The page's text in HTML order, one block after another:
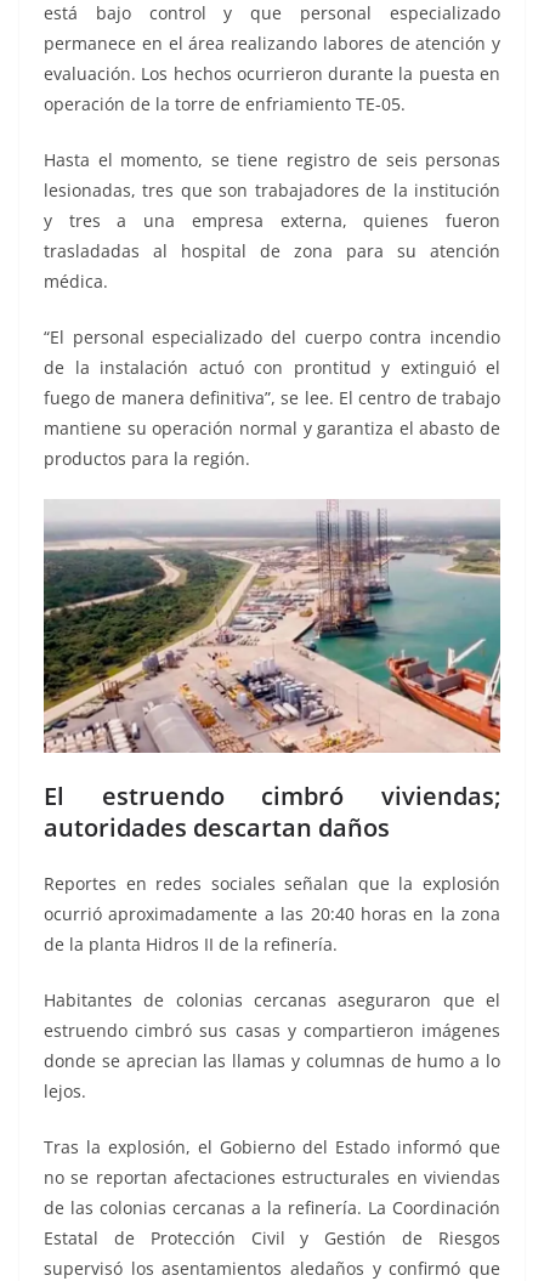
está bajo control y que personal especializado
permanece en el área realizando labores de atención y
evaluación. Los hechos ocurrieron durante la puesta en
operación de la torre de enfriamiento TE-05.
Hasta el momento, se tiene registro de seis personas
lesionadas, tres que son trabajadores de la institución
y tres a una empresa externa, quienes fueron
trasladadas al hospital de zona para su atención
médica.
“El personal especializado del cuerpo contra incendio
de la instalación actuó con prontitud y extinguió el
fuego de manera definitiva”, se lee. El centro de trabajo
mantiene su operación normal y garantiza el abasto de
productos para la región.
El estruendo cimbró viviendas;
autoridades descartan daños
Reportes en redes sociales señalan que la explosión
ocurrió aproximadamente a las 20:40 horas en la zona
de la planta Hidros II de la refinería.
Habitantes de colonias cercanas aseguraron que el
estruendo cimbró sus casas y compartieron imágenes
donde se aprecian las llamas y columnas de humo a lo
lejos.
Tras la explosión, el Gobierno del Estado informó que
no se reportan afectaciones estructurales en viviendas
de las colonias cercanas a la refinería. La Coordinación
Estatal de Protección Civil y Gestión de Riesgos
supervisó los asentamientos aledaños y confirmó que